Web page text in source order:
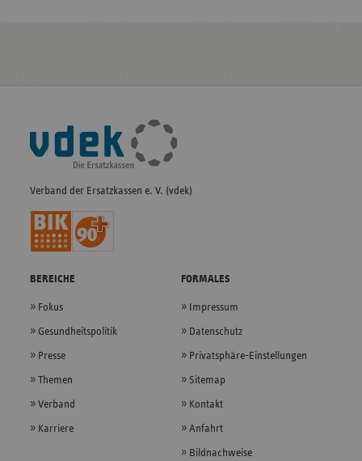
Fußleisten-
Navigation
Verband der Ersatzkassen e. V. (vdek)
BEREICHE
Fokus
Gesundheitspolitik
Presse
Themen
Verband
Karriere
FORMALES
Impressum
Datenschutz
Privatsphäre-Einstellungen
Sitemap
Kontakt
Anfahrt
Bildnachweise